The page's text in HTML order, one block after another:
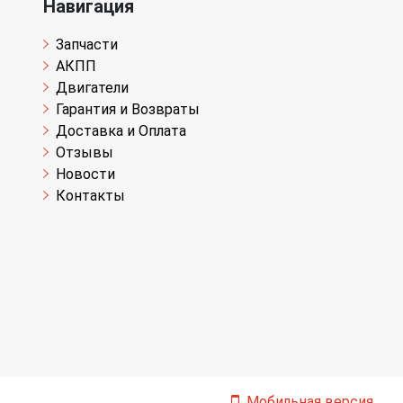
Навигация
Запчасти
АКПП
Двигатели
Гарантия и Возвраты
Доставка и Оплата
Отзывы
Новости
Контакты